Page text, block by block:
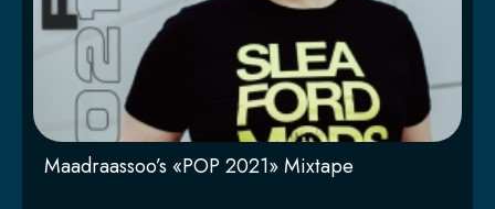
Maadraassoo’s «POP 2021» Mixtape